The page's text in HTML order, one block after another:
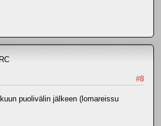
#8
puolivälin jälkeen (lomareissu